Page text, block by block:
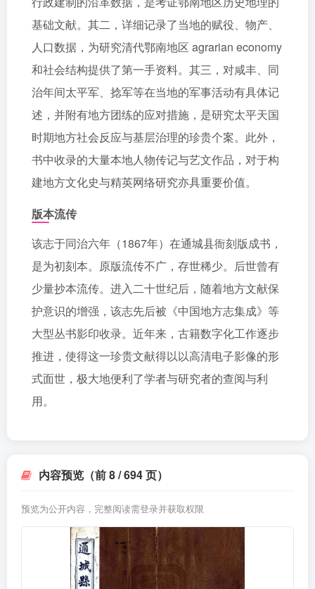
基础文献。其二，详细记录了当地的赋役、物产、
人口数据，为研究清代鄂南地区 agrarian economy
和社会结构提供了第一手资料。其三，对咸丰、同
治年间太平军、捻军等在当地的军事活动有具体记
述，并附有地方团练的应对措施，是研究太平天国
时期地方社会反应与基层治理的珍贵个案。此外，
书中收录的大量本地人物传记与艺文作品，对于构
建地方文化史与精英网络研究亦具重要价值。
版本流传
该志于同治六年（1867年）在通城县衙刻版成书，
是为初刻本。原版流传不广，存世稀少。后世曾有
少量抄本流传。进入二十世纪后，随着地方文献保
护意识的增强，该志先后被《中国地方志集成》等
大型丛书影印收录。近年来，古籍数字化工作逐步
推进，使得这一珍贵文献得以以高清电子影像的形
式面世，极大地便利了学者与研究者的查阅与利
用。
内容预览（前 8 / 694 页）
预览为公开内容，完整阅读需登录并获取权限